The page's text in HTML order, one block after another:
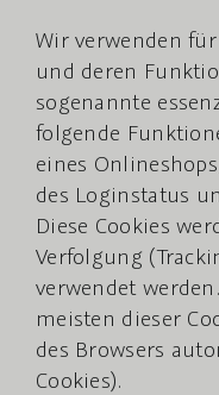
Wir verwenden
und deren
sogenannte
folgende
eines
des Loginstatus
Diese Cookies
Verfolgung
verwendet
meisten dieser
des Browsers
Cookies).